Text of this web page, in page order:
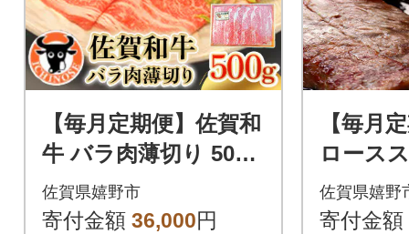
【毎月定期便】佐賀和
牛 バラ肉薄切り 500g
全3回
佐賀県嬉野市
寄付金額 36,000円
【毎月
ロース
(100g×2
佐賀県嬉野
寄付金額